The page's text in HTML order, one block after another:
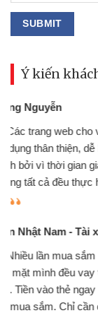
Ý kiến
thiệu cho bạn bè